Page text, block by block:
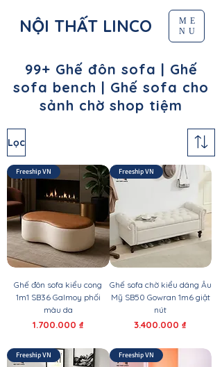
NỘI THẤT LINCO
ME
NU
99+ Ghế đôn sofa | Ghế
sofa bench | Ghế sofa cho
sảnh chờ shop tiệm
Lọc
Freeship VN
Ghế đôn sofa kiểu cong
1m1 SB36 Galmoy phối
màu da
Giá
1.700.000 ₫
Freeship VN
Ghế sofa chờ kiểu dáng Âu
Mỹ SB50 Gowran 1m6 giật
nút
Giá
3.400.000 ₫
Freeship VN Freeship VN